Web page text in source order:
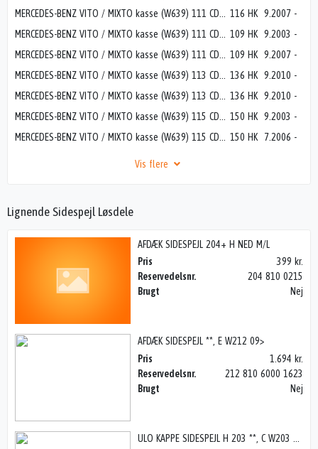
Lignende Sidespejl Løsdele
AFDÆK SIDESPEJL 204+ H NED M/L
Pris
399 kr.
Reservedelsnr.
204 810 0215
Brugt
Nej
AFDÆK SIDESPEJL **, E W212 09>
Pris
1.694 kr.
Reservedelsnr.
212 810 6000 1623
Brugt
Nej
116 HK 9.2007 -
109 HK 9.2003 -
109 HK 9.2007 -
136 HK 9.2010 -
136 HK 9.2010 -
150 HK 9.2003 -
150 HK 7.2006 -
Vis flere